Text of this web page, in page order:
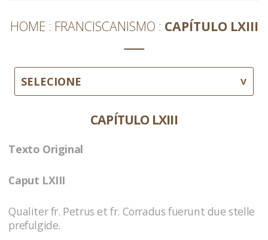
HOME FRANCISCANISMO CAPÍTULO LXIII
SELECIONE
CAPÍTULO LXIII
Texto Original
Caput LXIII
Qualiter fr. Petrus et fr. Corradus fuerunt due stelle
prefulgide.